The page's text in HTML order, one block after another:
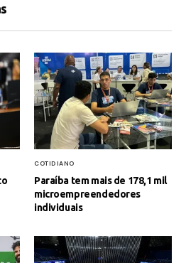
COTIDIANO
Paraíba tem mais de 178,1 mil
microempreendedores
individuais